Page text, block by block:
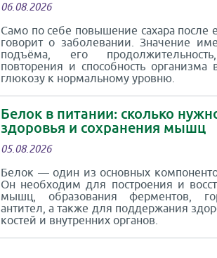
06.08.2026
Само по себе повышение сахара после
говорит о заболевании. Значение
подъёма, его
повторения и способность организма
глюкозу к нормальному уровню.
Белок в питании: сколько
здоровья и сохранения мышц
05.08.2026
Белок — один из основных
Он необходим для построения и
мышц, образования ферментов,
антител, а также для поддержания
костей и внутренних органов.